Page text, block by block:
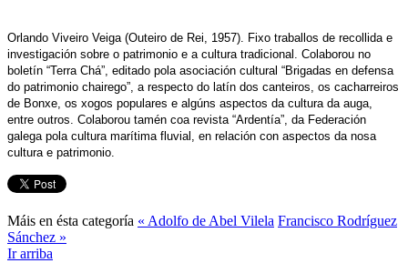
Orlando Viveiro Veiga (Outeiro de Rei, 1957). Fixo traballos de recollida e
investigación sobre o patrimonio e a cultura tradicional. Colaborou no
boletín “Terra Chá”, editado pola asociación cultural “Brigadas en defensa
do patrimonio chairego”, a respecto do latín dos canteiros, os cacharreiros
de Bonxe, os xogos populares e algúns aspectos da cultura da auga,
entre outros. Colaborou tamén coa revista “Ardentía”, da Federación
galega pola cultura marítima fluvial, en relación con aspectos da nosa
cultura e patrimonio.
Máis en ésta categoría « Adolfo de Abel Vilela Francisco Rodríguez
Sánchez »
Ir arriba